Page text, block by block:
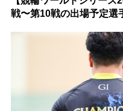
戦〜第10戦の出場予定選